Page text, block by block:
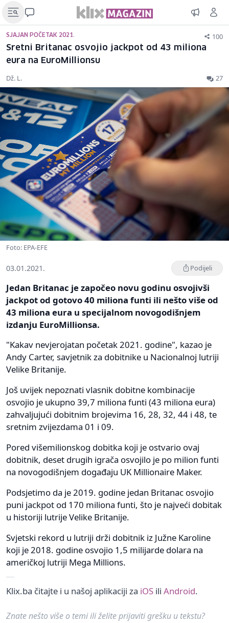
SJAJAN POČETAK 2021. 100
Sretni Britanac osvojio jackpot od 43 miliona
eura na EuroMillionsu
Dž. L. 27
Foto: EPA-EFE
03.01.2021. Podijeli
Jedan Britanac je započeo novu godinu osvojivši
jackpot od gotovo 40 miliona funti ili nešto više od
43 miliona eura u specijalnom novogodišnjem
izdanju EuroMillionsa.
"Kakav nevjerojatan početak 2021. godine", kazao je
Andy Carter, savjetnik za dobitnike u Nacionalnoj lutriji
Velike Britanije.
Još uvijek nepoznati vlasnik dobitne kombinacije
osvojio je ukupno 39,7 miliona funti (43 miliona eura)
zahvaljujući dobitnim brojevima 16, 28, 32, 44 i 48, te
sretnim zvijezdama 01 i 09.
Pored višemilionskog dobitka koji je ostvario ovaj
dobitnik, deset drugih igrača osvojilo je po milion funti
na novogodišnjem događaju UK Millionaire Maker.
Podsjetimo da je 2019. godine jedan Britanac osvojio
puni jackpot od 170 miliona funti, što je najveći dobitak
u historiji lutrije Velike Britanije.
Svjetski rekord u lutriji drži dobitnik iz Južne Karoline
koji je 2018. godine osvojio 1,5 milijarde dolara na
američkoj lutriji Mega Millions.
Klix.ba čitajte i u našoj aplikaciji za iOS ili Android.
Znate nešto više o temi ili želite prijaviti grešku u tekstu?